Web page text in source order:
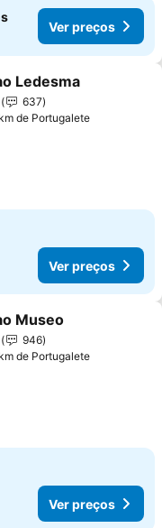
Ver preços
aos favoritos
Ledesma
637
de Portugalete
Ver preços
aos favoritos
Museo
946
de Portugalete
Ver preços